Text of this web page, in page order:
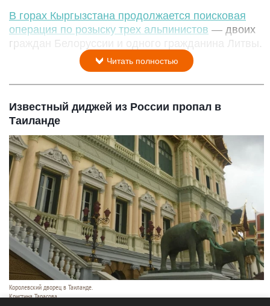
В горах Кыргызстана продолжается поисковая
операция по розыску трех альпинистов — двоих
граждан Белоруссии и одного гражданина Литвы.
Читать полностью
Известный диджей из России пропал в
Таиланде
Королевский дворец в Таиланде.
Кристина Тарасова